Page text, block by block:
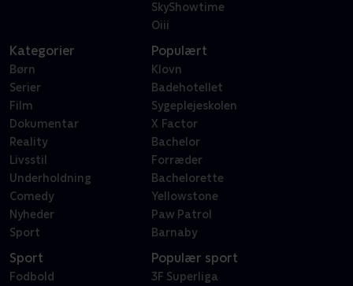
SkyShowtime
Oiii
Kategorier
Børn
Serier
Film
Dokumentar
Reality
Livsstil
Underholdning
Comedy
Nyheder
Sport
Populært
Klovn
Badehotellet
Sygeplejeskolen
X Factor
Bachelor
Forræder
Bachelorette
Yellowstone
Paw Patrol
Barnaby
Sport
Fodbold
Populær sport
3F Superliga